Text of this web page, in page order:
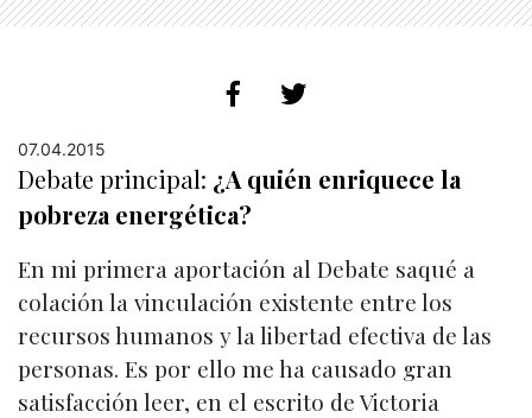
07.04.2015
Debate principal: ¿A quién enriquece la
pobreza energética?
En mi primera aportación al Debate saqué a
colación la vinculación existente entre los
recursos humanos y la libertad efectiva de las
personas. Es por ello me ha causado gran
satisfacción leer, en el escrito de Victoria